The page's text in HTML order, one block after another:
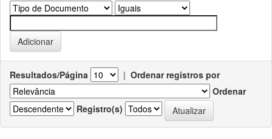
Resultados/Página | Ordenar registros por
Ordenar
Registro(s)